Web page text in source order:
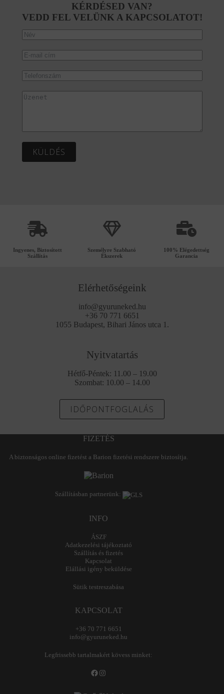
KÉRDÉSED VAN?
VEDD FEL VELÜNK A KAPCSOLATOT!
KÜLDÉS
Ingyenes, Biztosított
Szállítás
Személyre Szabható
Ékszerek
100% Elégedettség
Garancia
Elérhetőségeink
info@gyuruneked.hu
+36 70 771 6651
1055 Budapest, Bihari János utca 1.
Nyitvatartás
Hétfő-Péntek: 11.00 – 19.00
Szombat: 10.00 – 14.00
IDŐPONTFOGLALÁS
FIZETÉS
A biztonságos online fizetést a Barion fizetési rendszere biztosítja.
Szállításban partnerünk:
INFO
ÁSZF
Adatkezelési tájékoztató
Szállítás és fizetés
Kapcsolat
Elállási igény beküldése
Sütik testreszabása
KAPCSOLAT
+36 70 771 6651
info@gyuruneked.hu
Legfrissebb tartalmakért kövess minket:
Facebook
Instagram